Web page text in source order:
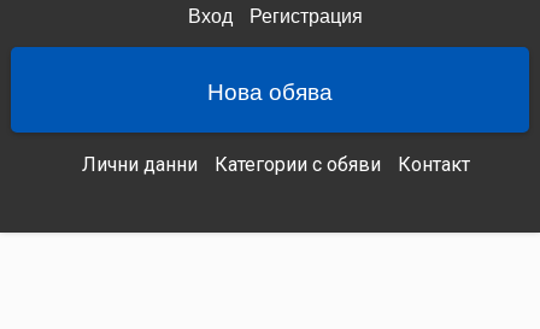
Вход Регистрация
Нова обява
Лични данни Категории с обяви Контакт